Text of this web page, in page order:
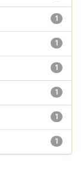
1
1
1
1
1
1